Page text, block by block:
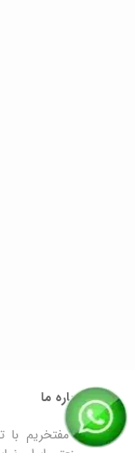
درباره ما
ما مفتخریم